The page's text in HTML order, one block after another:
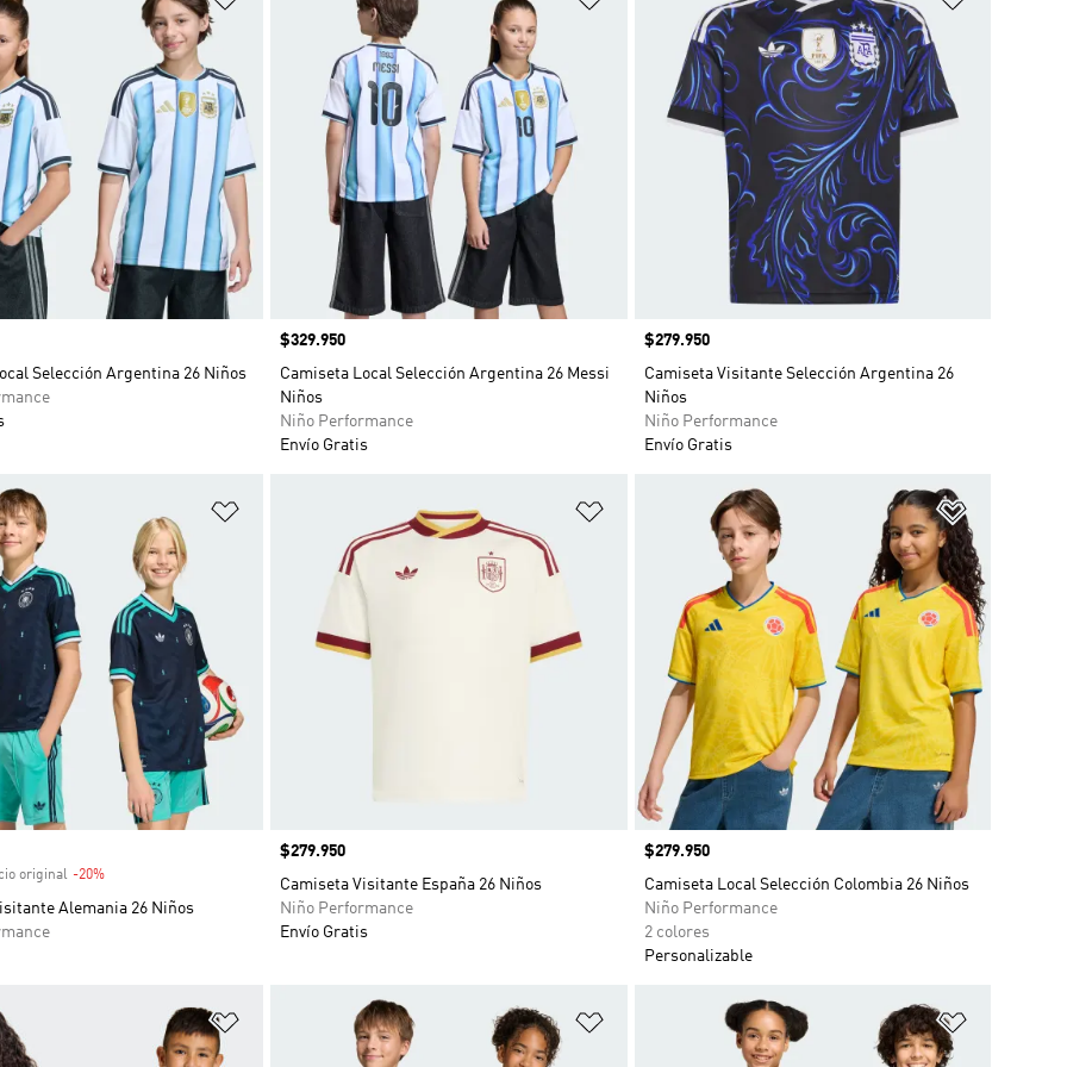
Selección Argentina 26 Niños
Precio
$329.950
Camiseta Local Selección Argentina 26 Messi
Niños
Niño Performance
Envío Gratis
Precio
$279.950
Camiseta Visitante Selección Argentina 26
Niños
Niño Performance
Envío Gratis
de deseos Añadir a la lista de deseos
original -20%Descuento
Alemania 26 Niños
Añadir a la lista de deseos
Precio
$279.950
Camiseta Visitante España 26 Niños
Niño Performance
Envío Gratis
Precio
$279.950
Camiseta Local Selección Colombia 26 Niños
Niño Performance
2 colores
Personalizable
de deseos Añadir a la lista de deseos Añadir a la lista de deseos